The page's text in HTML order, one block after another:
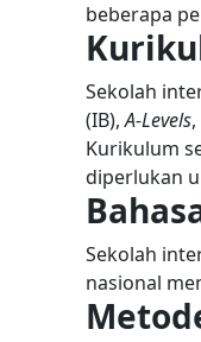
beberapa
Sekolah
(IB),A-Levels
Kurikulum
diperlukan
Sekolah
nasional